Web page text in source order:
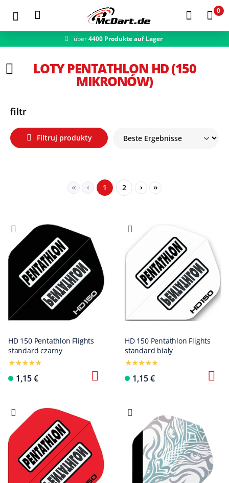
Zum Hauptinhalt springen
0
4400 Produkte auf Lagerschneller Versand
LOTY PENTATHLON HD (150
MIKRONÓW)
filtr
Filtruj produkty
Seite
1 Seite
2
HD 150 Pentathlon Flights
standard czarny
1,15 €
HD 150 Pentathlon Flights
standard biały
1,15 €